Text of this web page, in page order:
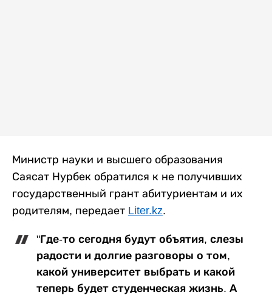
Министр науки и высшего образования
Саясат Нурбек обратился к не получивших
государственный грант абитуриентам и их
родителям, передает Liter.kz.
"Где-то сегодня будут объятия, слезы
радости и долгие разговоры о том,
какой университет выбрать и какой
теперь будет студенческая жизнь. А